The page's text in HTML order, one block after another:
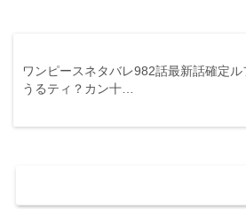
ワンピースネタバレ982話最新話確定ル
うるティ？カン十…